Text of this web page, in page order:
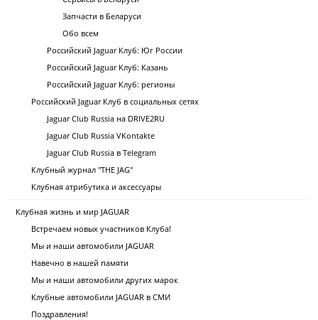
Запчасти в Беларуси
Обо всем
Российский Jaguar Клуб: Юг России
Российский Jaguar Клуб: Казань
Российский Jaguar Клуб: регионы
Российский Jaguar Клуб в социальных сетях
Jaguar Club Russia на DRIVE2RU
Jaguar Club Russia VKontakte
Jaguar Club Russia в Telegram
Клубный журнал "THE JAG"
Клубная атрибутика и аксессуары
Клубная жизнь и мир JAGUAR
Встречаем новых участников Клуба!
Мы и наши автомобили JAGUAR
Навечно в нашей памяти
Мы и наши автомобили других марок
Клубные автомобили JAGUAR в СМИ
Поздравления!